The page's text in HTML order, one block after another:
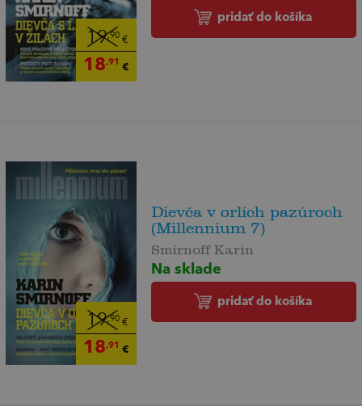
19,90€
18,91 €
pridať do košíka
19,90€
18,91 €
Dievča v orlích pazúroch
(Millennium 7)
Smirnoff Karin
Na sklade
pridať do košíka